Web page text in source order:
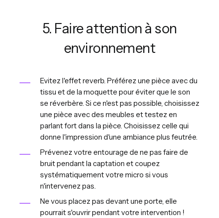
5. Faire attention à son
environnement
Evitez l'effet reverb. Préférez une pièce avec du
tissu et de la moquette pour éviter que le son
se réverbère. Si ce n'est pas possible, choisissez
une pièce avec des meubles et testez en
parlant fort dans la pièce. Choisissez celle qui
donne l'impression d'une ambiance plus feutrée.
Prévenez votre entourage de ne pas faire de
bruit pendant la captation et coupez
systématiquement votre micro si vous
n'intervenez pas.
Ne vous placez pas devant une porte, elle
pourrait s'ouvrir pendant votre intervention !